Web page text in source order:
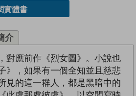
實體書
介
對應前作《烈女圖》。小說也
》，如果有一個全知並且慈悲
見的這一群人，都是黑暗中的